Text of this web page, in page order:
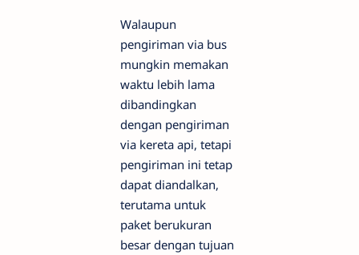
Walaupun
pengiriman via bus
mungkin memakan
waktu lebih lama
dibandingkan
dengan pengiriman
via kereta api, tetapi
pengiriman ini tetap
dapat diandalkan,
terutama untuk
paket berukuran
besar dengan tujuan